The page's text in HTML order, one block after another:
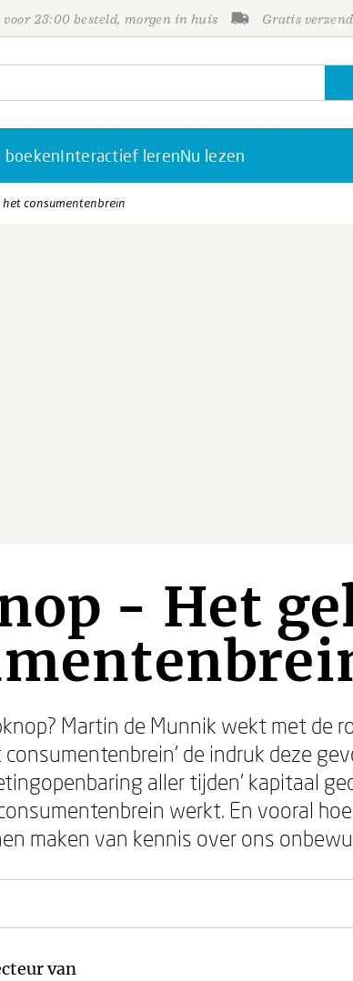
voor 23:00 besteld, morgen in huis Gratis
boekenInteractief lerenNu lezen
consumentenbrein
- Het
Martin de Munnik wekt met de
de indruk deze
aller tijden' kapitaal
werkt. En vooral
maken van kennis over ons
van